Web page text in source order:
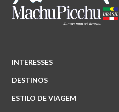
INTERESSES
DESTINOS
ESTILO DE VIAGEM